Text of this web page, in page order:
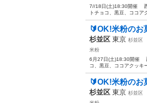
7//18日(土)18:30開催 西
トチョコ、黒豆、ココア
🔰OK!米粉のお
杉並区 東京 杉並区
米粉
6月27日(土)18:30開催
コ、黒豆、ココアクッキ
🔰OK!米粉のお
杉並区 東京 杉並区